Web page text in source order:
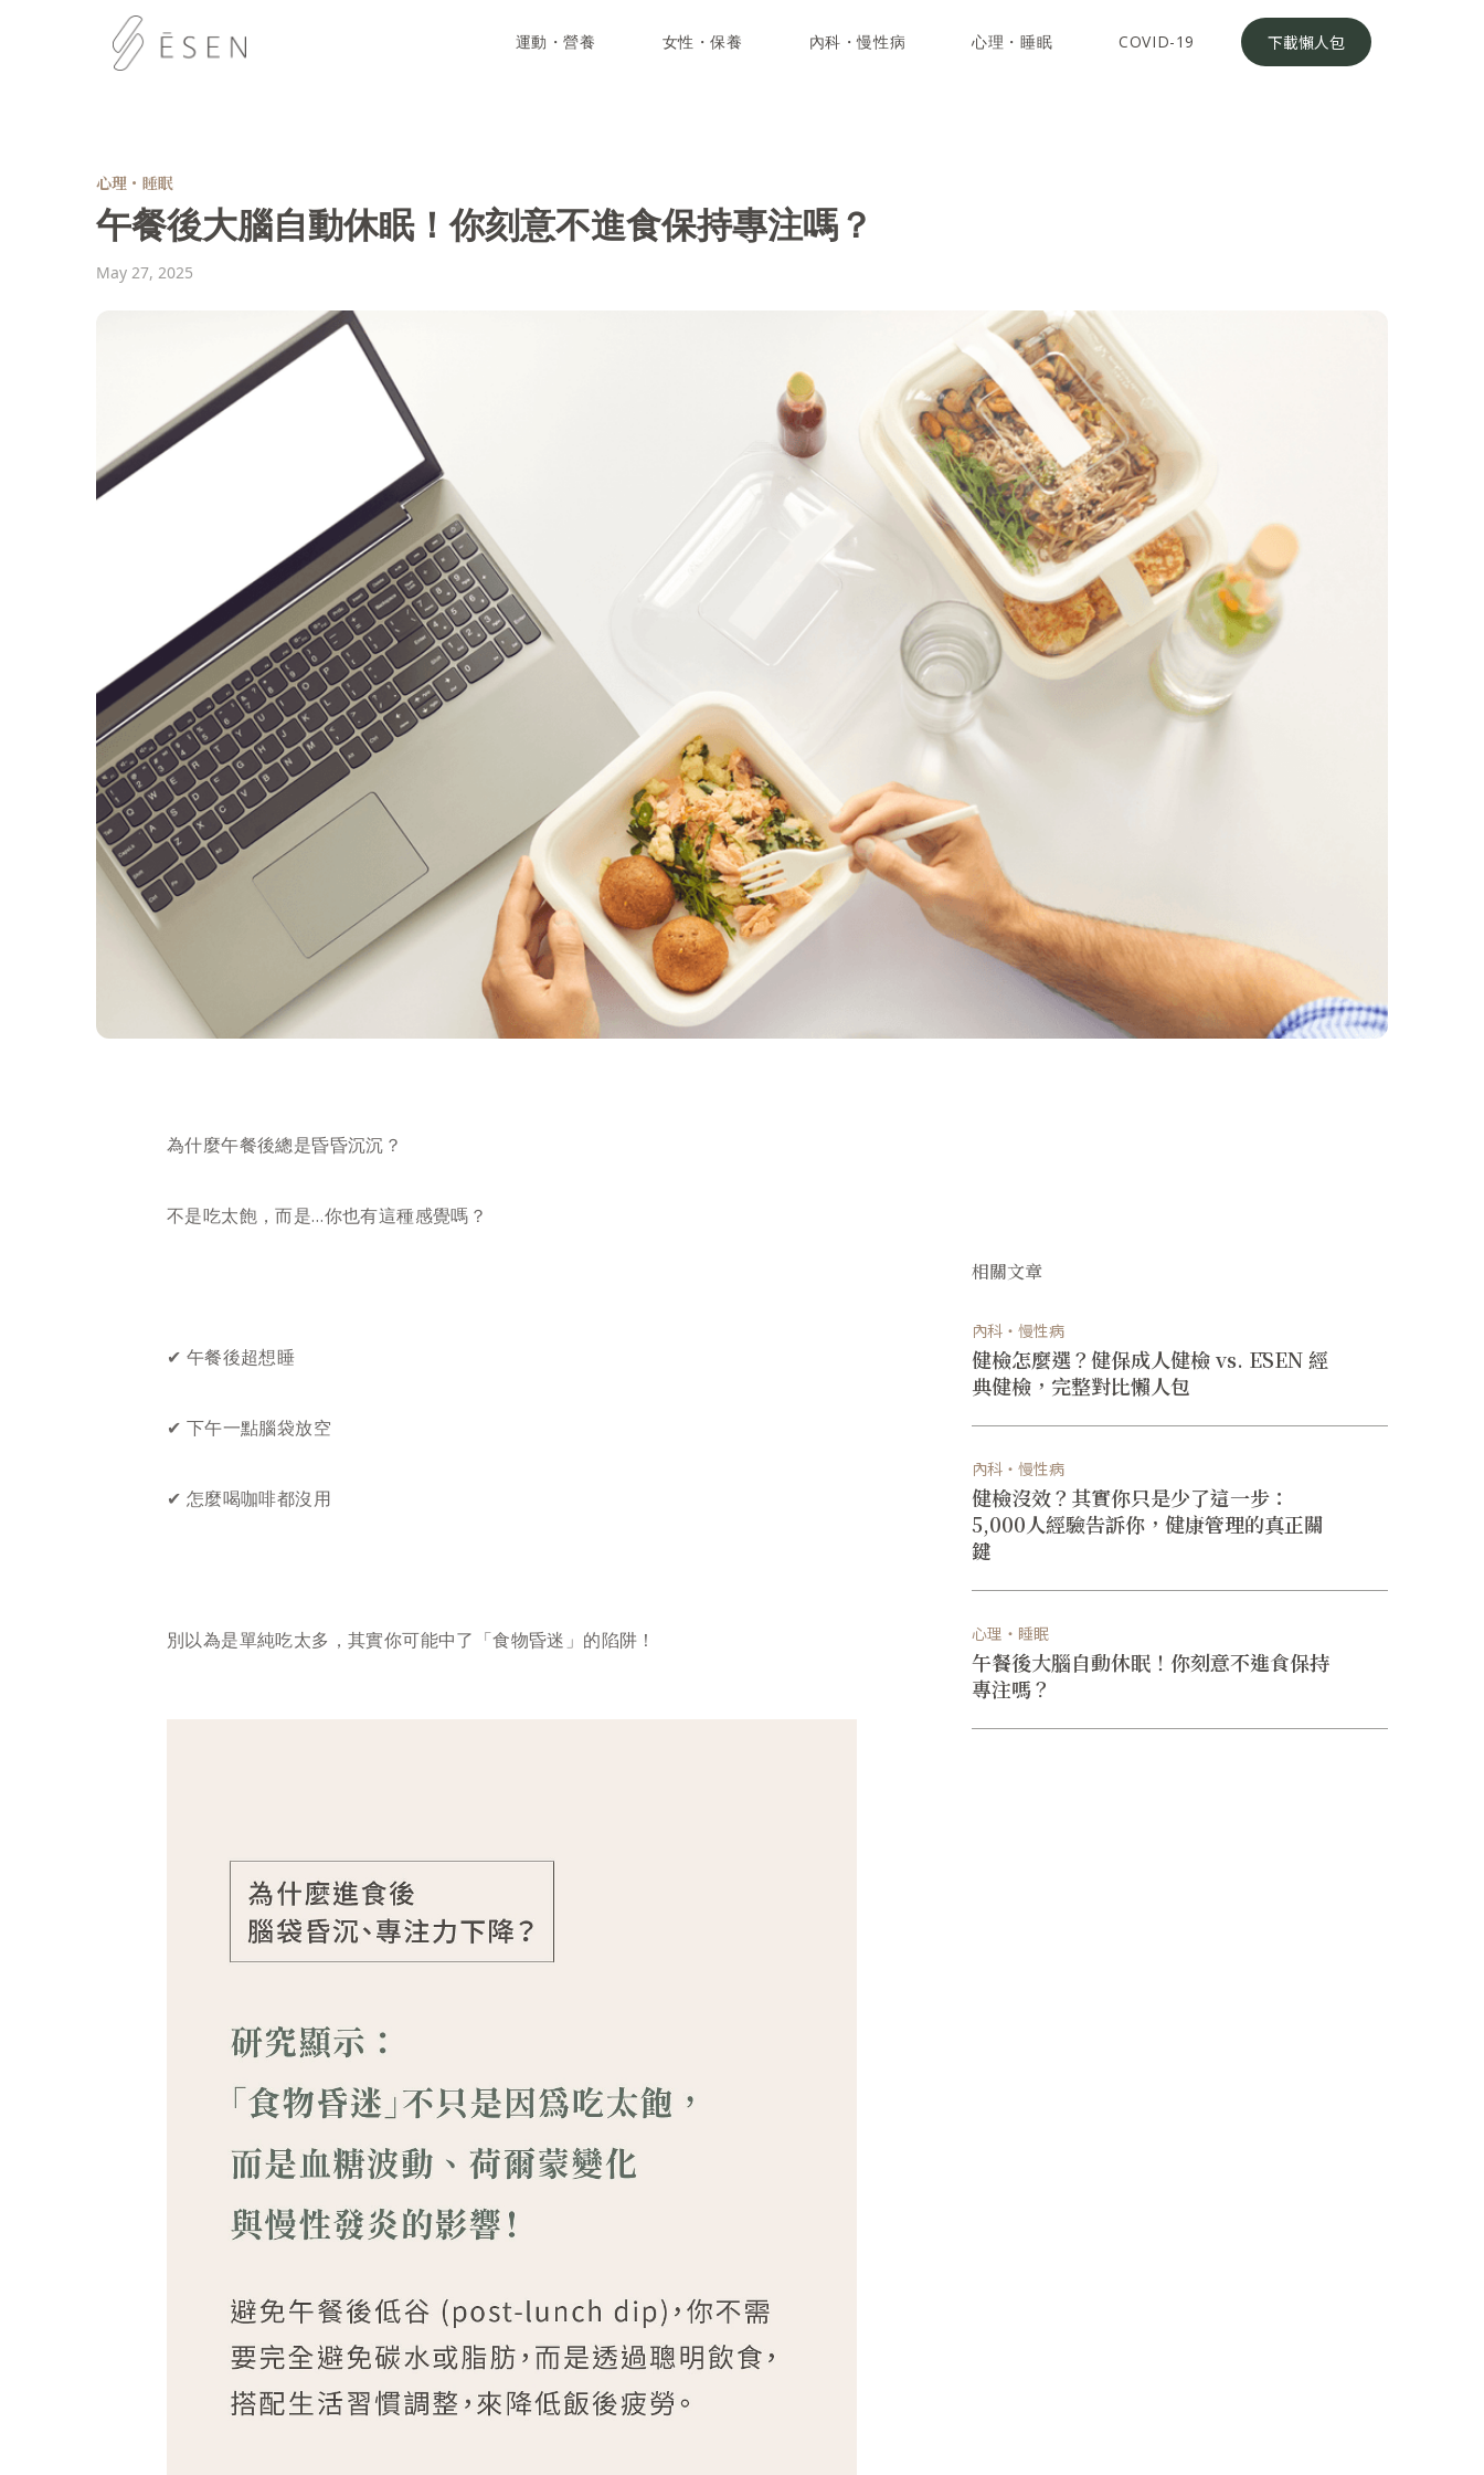
運動・營養 女性・保養 內科・慢性病 心理・睡眠 COVID-19 下載懶人包
心理・睡眠
午餐後大腦自動休眠！你刻意不進食保持專注嗎？
May 27, 2025
為什麼午餐後總是昏昏沉沉？
不是吃太飽，而是…你也有這種感覺嗎？
✔ 午餐後超想睡
✔ 下午一點腦袋放空
✔ 怎麼喝咖啡都沒用
別以為是單純吃太多，其實你可能中了「食物昏迷」的陷阱！
相關文章
內科・慢性病
健檢怎麼選？健保成人健檢 vs. ĒSEN 經
典健檢，完整對比懶人包
內科・慢性病
健檢沒效？其實你只是少了這一步：
5,000人經驗告訴你，健康管理的真正關
鍵
心理・睡眠
午餐後大腦自動休眠！你刻意不進食保持
專注嗎？